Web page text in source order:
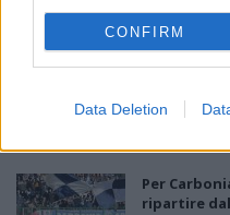
CONFIRM
Data Deletion
PIÙ LETTI OGGI
Cabrera,
giovani tra
Per
ripartire